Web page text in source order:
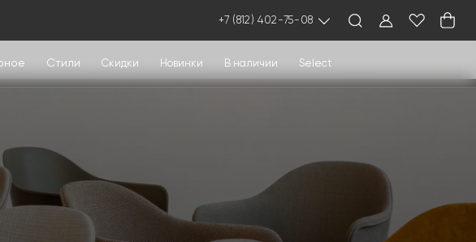
+7 (812) 402-75-08
Стили Скидки Новинки В наличии Select